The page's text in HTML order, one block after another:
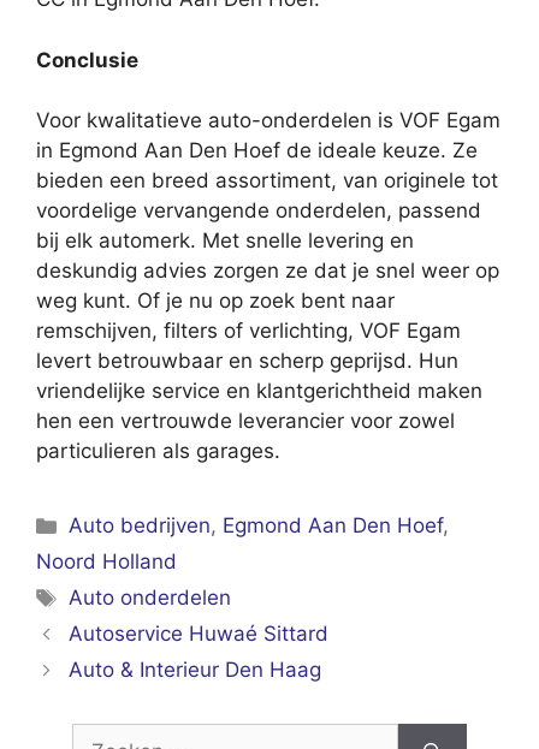
Conclusie
Voor kwalitatieve auto-onderdelen is VOF Egam
in Egmond Aan Den Hoef de ideale keuze. Ze
bieden een breed assortiment, van originele tot
voordelige vervangende onderdelen, passend
bij elk automerk. Met snelle levering en
deskundig advies zorgen ze dat je snel weer op
weg kunt. Of je nu op zoek bent naar
remschijven, filters of verlichting, VOF Egam
levert betrouwbaar en scherp geprijsd. Hun
vriendelijke service en klantgerichtheid maken
hen een vertrouwde leverancier voor zowel
particulieren als garages.
Categorieën
Auto bedrijven, Egmond Aan Den Hoef,
Noord Holland
Tags
Auto onderdelen
Autoservice Huwaé Sittard
Auto & Interieur Den Haag
Zoek